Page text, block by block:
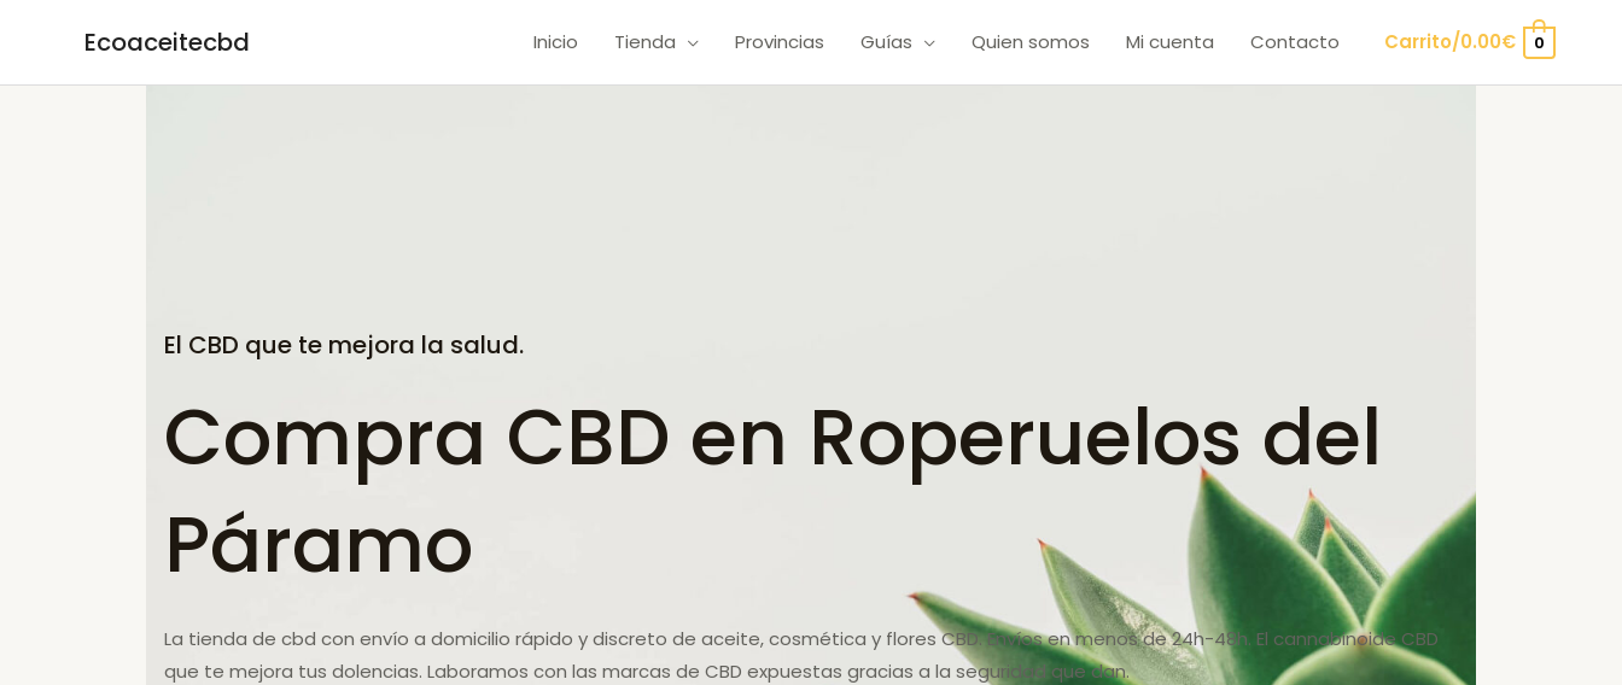
contenido
Ecoaceitecbd Inicio Tienda Provincias Guías Quien somos Mi cuenta Contacto Carrito/0.00€ 0
El CBD que te mejora la salud.
Compra CBD en Roperuelos del
Páramo
La tienda de cbd con envío a domicilio rápido y discreto de aceite, cosmética y flores CBD. Envíos en menos de 24h-48h. El cannabinoide CBD
que te mejora tus dolencias. Laboramos con las marcas de CBD expuestas gracias a la seguridad que dan.